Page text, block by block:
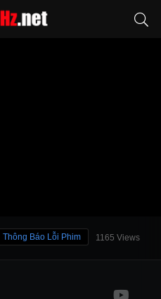
1165 Views
Thông Báo Lỗi Phim